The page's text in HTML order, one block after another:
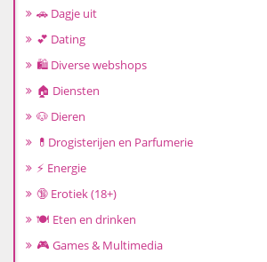
🚗 Dagje uit
💕 Dating
🛍️ Diverse webshops
🏠 Diensten
🐶 Dieren
💊Drogisterijen en Parfumerie
⚡ Energie
🔞 Erotiek (18+)
🍽️ Eten en drinken
🎮 Games & Multimedia